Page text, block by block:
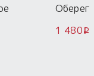
1 480i